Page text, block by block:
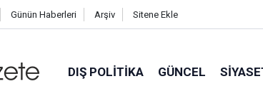
Günün Haberleri Arşiv Sitene Ekle
DIŞ POLITIKA GÜNCEL